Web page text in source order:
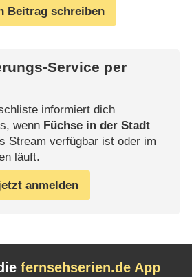
Beitrag schreiben
Service per
informiert dich
wenn Füchse in der Stadt
Stream verfügbar ist oder im
läuft.
anmelden
fernsehserien.de App